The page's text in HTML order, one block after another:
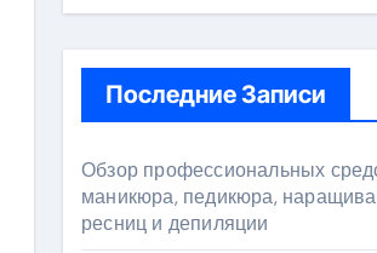
Последние Записи
Обзор профессиональных
маникюра, педикюра,
ресниц и депиляции